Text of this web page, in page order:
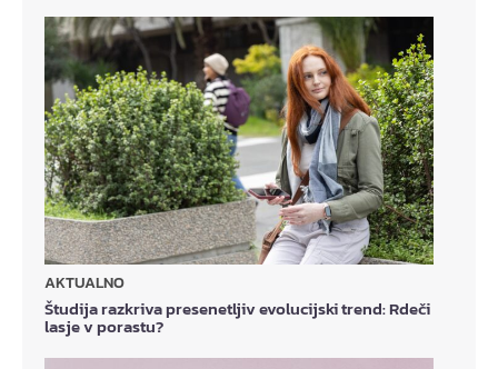
AKTUALNO
Študija razkriva presenetljiv evolucijski trend: Rdeči
lasje v porastu?